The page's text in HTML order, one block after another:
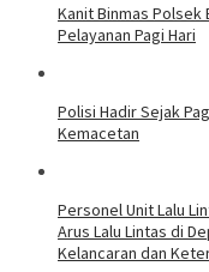
Kanit Binmas Polsek
Pelayanan Pagi Hari
Polisi Hadir Sejak
Kemacetan
Personel Unit Lalu
Arus Lalu Lintas di
Kelancaran dan